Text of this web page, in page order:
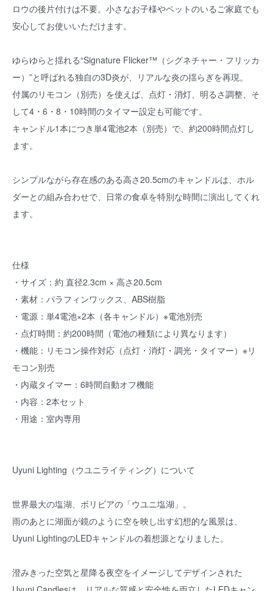
ロウの後片付けは不要。小さなお子様やペットのいるご家庭でも
安心してお使いいただけます。
ゆらゆらと揺れる“Signature Flicker™（シグネチャー・フリッカ
ー）”と呼ばれる独自の3D炎が、リアルな炎の揺らぎを再現。
付属のリモコン（別売）を使えば、点灯・消灯、明るさ調整、そ
して4・6・8・10時間のタイマー設定も可能です。
キャンドル1本につき単4電池2本（別売）で、約200時間点灯し
ます。
シンプルながら存在感のある高さ20.5cmのキャンドルは、ホル
ダーとの組み合わせで、日常の食卓を特別な時間に演出してくれ
ます。
仕様
・サイズ：約 直径2.3cm × 高さ20.5cm
・素材：パラフィンワックス、ABS樹脂
・電源：単4電池×2本（各キャンドル）※電池別売
・点灯時間：約200時間（電池の種類により異なります）
・機能：リモコン操作対応（点灯・消灯・調光・タイマー）※リ
モコン別売
・内蔵タイマー：6時間自動オフ機能
・内容：2本セット
・用途：室内専用
Uyuni Lighting（ウユニライティング）について
世界最大の塩湖、ボリビアの「ウユニ塩湖」。
雨のあとに湖面が鏡のように空を映し出す幻想的な風景は、
Uyuni LightingのLEDキャンドルの着想源となりました。
澄みきった空気と星降る夜空をイメージしてデザインされた